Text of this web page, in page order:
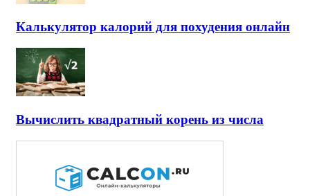
Калькулятор калорий для похудения онлайн
Вычислить квадратный корень из числа